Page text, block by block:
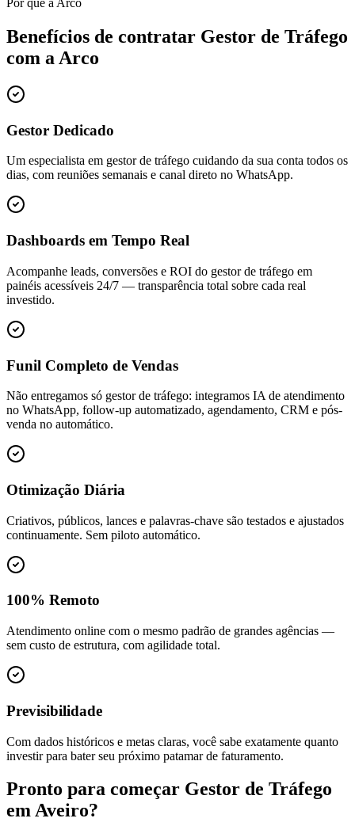
Por que a Arco
Benefícios de contratar Gestor de Tráfego
com a Arco
Gestor Dedicado
Um especialista em gestor de tráfego cuidando da sua conta todos os
dias, com reuniões semanais e canal direto no WhatsApp.
Dashboards em Tempo Real
Acompanhe leads, conversões e ROI do gestor de tráfego em
painéis acessíveis 24/7 — transparência total sobre cada real
investido.
Funil Completo de Vendas
Não entregamos só gestor de tráfego: integramos IA de atendimento
no WhatsApp, follow-up automatizado, agendamento, CRM e pós-
venda no automático.
Otimização Diária
Criativos, públicos, lances e palavras-chave são testados e ajustados
continuamente. Sem piloto automático.
100% Remoto
Atendimento online com o mesmo padrão de grandes agências —
sem custo de estrutura, com agilidade total.
Previsibilidade
Com dados históricos e metas claras, você sabe exatamente quanto
investir para bater seu próximo patamar de faturamento.
Pronto para começar Gestor de Tráfego
emAveiro?